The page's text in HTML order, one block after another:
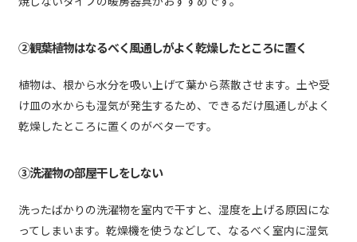
②観葉植物はなるべく風通しがよく乾燥したところに置く
植物は、根から水分を吸い上げて葉から蒸散させます。土や受
け皿の水からも湿気が発生するため、できるだけ風通しがよく
乾燥したところに置くのがベターです。
③洗濯物の部屋干しをしない
洗ったばかりの洗濯物を室内で干すと、湿度を上げる原因にな
ってしまいます。乾燥機を使うなどして、なるべく室内に湿気